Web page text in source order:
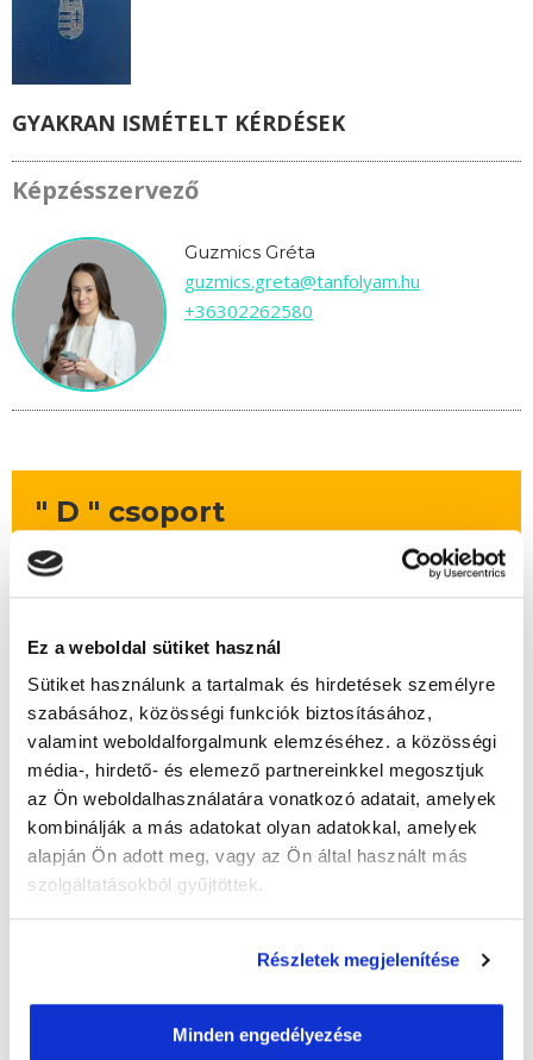
Ez a weboldal sütiket használ
Sütiket használunk a tartalmak és hirdetések személyre
szabásához, közösségi funkciók biztosításához,
valamint weboldalforgalmunk elemzéséhez. a közösségi
média-, hirdető- és elemező partnereinkkel megosztjuk
az Ön weboldalhasználatára vonatkozó adatait, amelyek
kombinálják a más adatokat olyan adatokkal, amelyek
alapján Ön adott meg, vagy az Ön által használt más
szolgáltatásokból gyűjtöttek.
Részletek megjelenítése
Minden engedélyezése
GYAKRAN ISMÉTELT KÉRDÉSEK
Képzésszervező
Guzmics Gréta
guzmics.greta@tanfolyam.hu
+36302262580
" D " csoport
49 nap az indulásig!
Időtartam:4-5 hónap
Képzés ára: 159 000 Ft
egyösszegű befizetés esetén
Vizsgadíj:78 000 Ft
Vizsgadíj várható összege
A csoport a meghirdetett időpontban
biztosan indul!
Jelentkezem!